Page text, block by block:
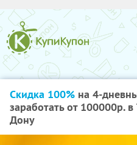
Скидка 100% на 4-
заработать от 100000р.
Дону